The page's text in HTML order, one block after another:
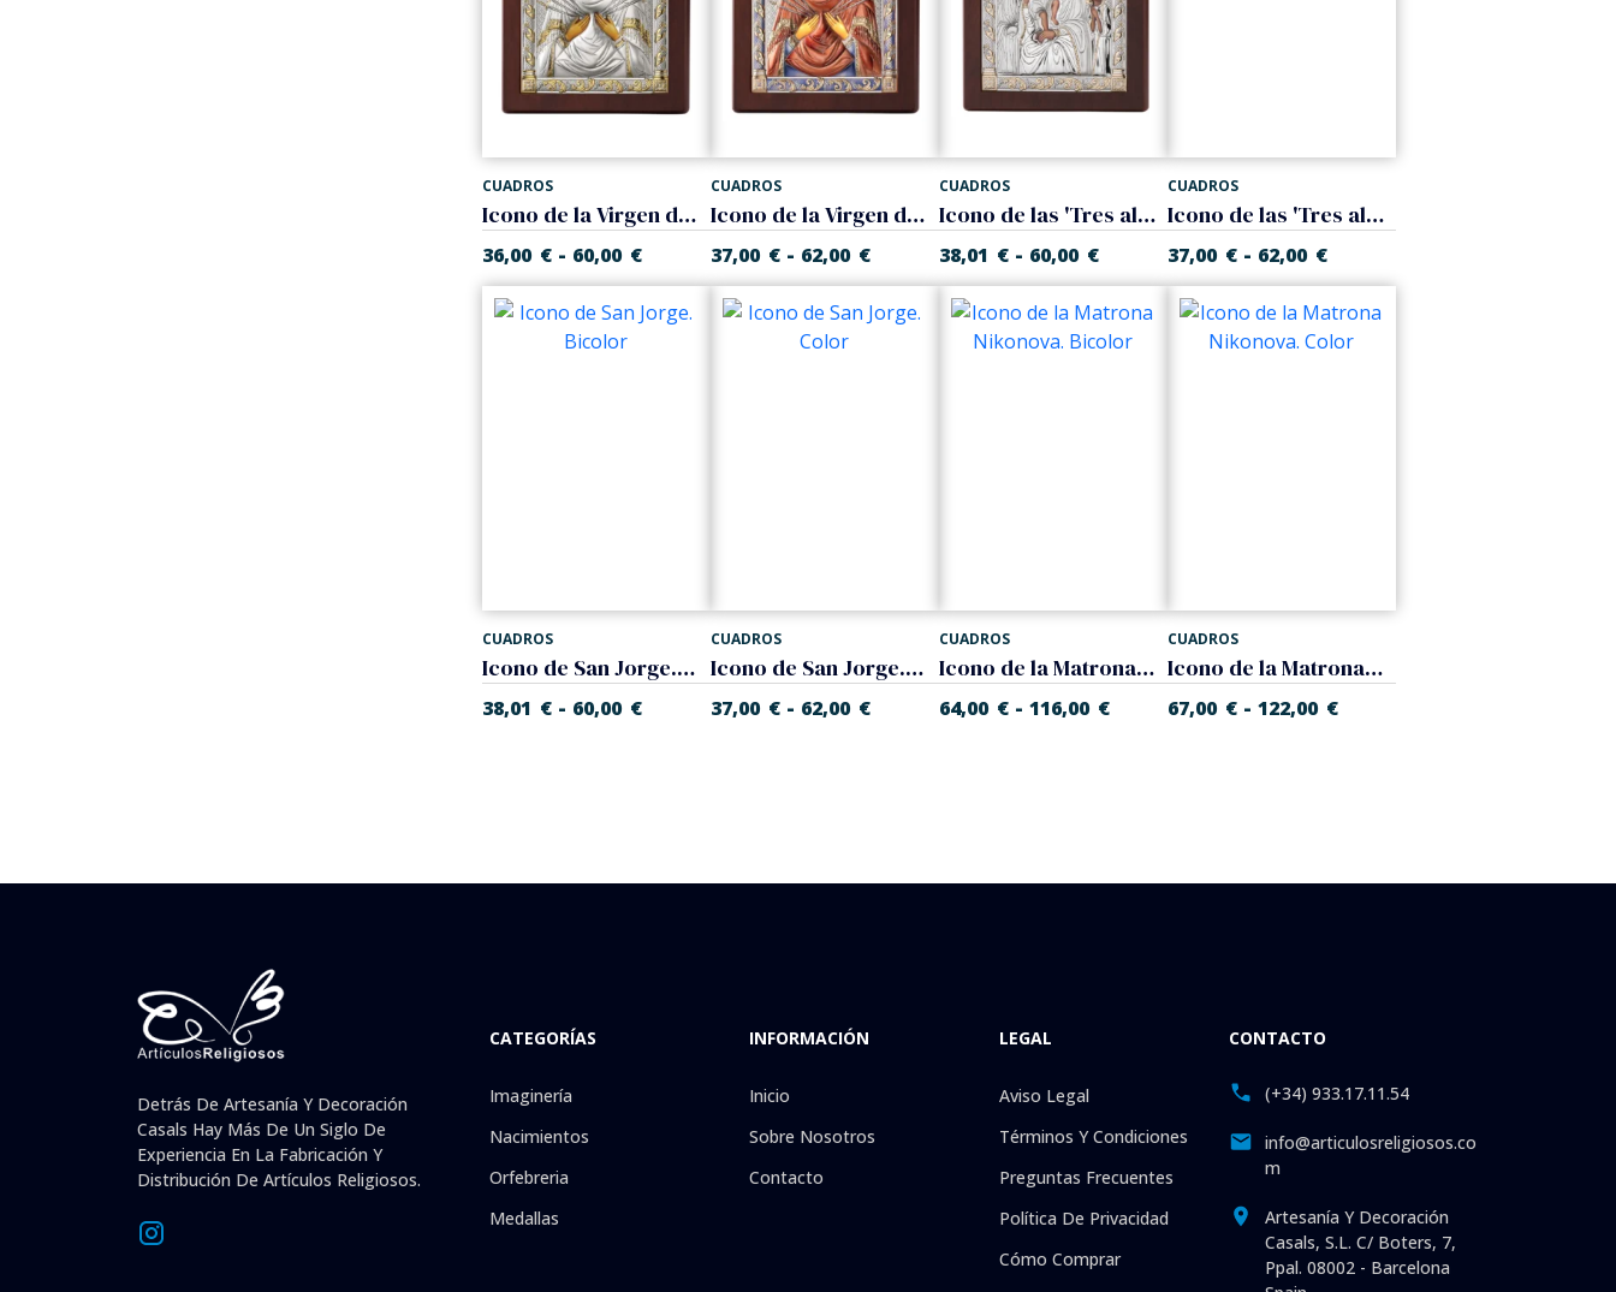
CUADROS
Icono de la Virgen de las 7 espadas. Bicolor
36,00 €- 60,00 €
CUADROS
Icono de la Virgen de las 7 espadas. Color
37,00 €- 62,00 €
CUADROS
Icono de las 'Tres alegrias' de la Madre de Dios. Bicolor
38,01 €- 60,00 €
CUADROS
Icono de las 'Tres alegrias' de la Madre de Dios. Color
37,00 €- 62,00 €
CUADROS
Icono de San Jorge. Bicolor
38,01 €- 60,00 €
CUADROS
Icono de San Jorge. Color
37,00 €- 62,00 €
CUADROS
Icono de la Matrona Nikonova. Bicolor
64,00 €- 116,00 €
CUADROS
Icono de la Matrona Nikonova. Color
67,00 €- 122,00 €
Detrás De Artesanía Y Decoración
Casals Hay Más De Un Siglo De
Experiencia En La Fabricación Y
Distribución De Artículos Religiosos.
CATEGORÍAS
Imaginería
Nacimientos
Orfebreria
Medallas
INFORMACIÓN
Inicio
Sobre Nosotros
Contacto
LEGAL
Aviso Legal
Términos Y Condiciones
Preguntas Frecuentes
Política De Privacidad
Cómo Comprar
CONTACTO
(+34) 933.17.11.54
info@articulosreligiosos.co
m
Artesanía Y Decoración
Casals, S.L. C/ Boters, 7,
Ppal. 08002 - Barcelona